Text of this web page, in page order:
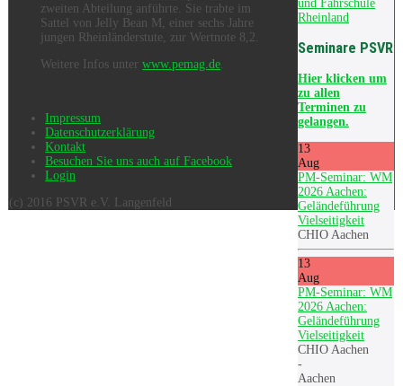
und Fahrschule
Rheinland
Seminare PSVR
Hierklicken um
zu allen
Terminen zu
gelangen.
13
Aug
PM-Seminar: WM
2026 Aachen:
Geländeführung
Vielseitigkeit
CHIO Aachen
13
Aug
PM-Seminar: WM
2026 Aachen:
Geländeführung
Vielseitigkeit
CHIO Aachen
-
Aachen
zweiten Abteilung anführte. Sie trabte im
Sattel von Jelly Bean M, einer sechs Jahre
jungen Rheinländerstute, zur Wertnote 8,2.
Weitere Infos unterwww.pemag.de
Impressum
Datenschutzerklärung
Kontakt
Besuchen Sie uns auch auf Facebook
Login
(c) 2016 PSVR e.V. Langenfeld